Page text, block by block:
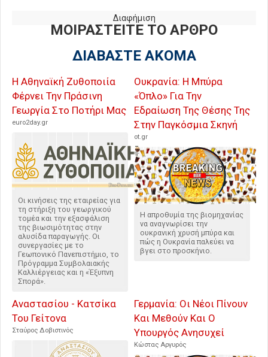
Διαφήμιση
ΜΟΙΡΑΣΤΕΙΤΕ ΤΟ ΑΡΘΡΟ
ΔΙΑΒΑΣΤΕ ΑΚΟΜΑ
Η Αθηναϊκή Ζυθοποιία
Φέρνει Την Πράσινη
Γεωργία Στο Ποτήρι Μας
euro2day.gr
Οι κινήσεις της εταιρείας για
τη στήριξη του γεωργικού
τομέα και την εξασφάλιση
της βιωσιμότητας στην
αλυσίδα παραγωγής. Οι
συνεργασίες με το
Γεωπονικό Πανεπιστήμιο, το
Πρόγραμμα Συμβολαιακής
Καλλιέργειας και η «Έξυπνη
Σπορά».
Ουκρανία: Η Μπύρα
«Όπλο» Για Την
Εδραίωση Της Θέσης Της
Στην Παγκόσμια Σκηνή
ot.gr
Η απροθυμία της βιομηχανίας
να αναγνωρίσει την
ουκρανική χρυσή μπύρα και
πώς η Ουκρανία παλεύει να
βγει στο προσκήνιο.
Αναστασίου - Κατσίκα
Του Γείτονα
Σταύρος Δοβιστινός
Γερμανία: Οι Νέοι Πίνουν
Και Μεθούν Και Ο
Υπουργός Ανησυχεί
Κώστας Αργυρός